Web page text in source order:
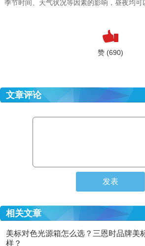
季节时间、天气状况等因素的影响，昼夜均可
赞 (690)
文章评论
相关文章
美标对色光源箱怎么选？三恩时品牌美
样？